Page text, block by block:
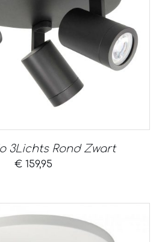
3Lichts Rond Zwart
€159,95